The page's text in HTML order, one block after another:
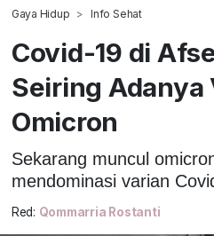
Gaya Hidup Info Sehat
Covid-19 di
Seiring Adanya
Omicron
Sekarang muncul
mendominasi varian
Red: Qommarria Rostanti